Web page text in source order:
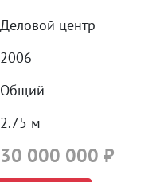
Деловой центр
2006
Общий
2.75 м
30 000 000 ₽